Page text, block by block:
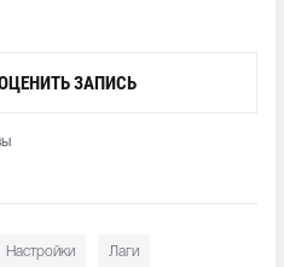
ЗАПИСЬ
Настройки Лаги